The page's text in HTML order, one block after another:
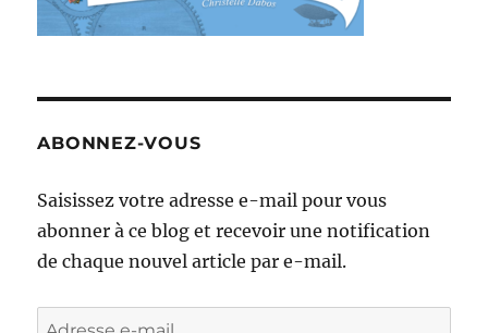
ABONNEZ-VOUS
Saisissez votre adresse e-mail pour vous
abonner à ce blog et recevoir une notification
de chaque nouvel article par e-mail.
Adresse